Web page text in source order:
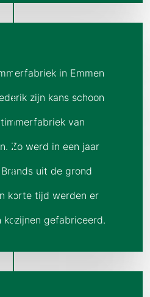
in Emmen
zijn kans schoon
timmerfabriek van
Zo werd in een jaar
uit de grond
korte tijd werden er
kozijnen gefabriceerd.